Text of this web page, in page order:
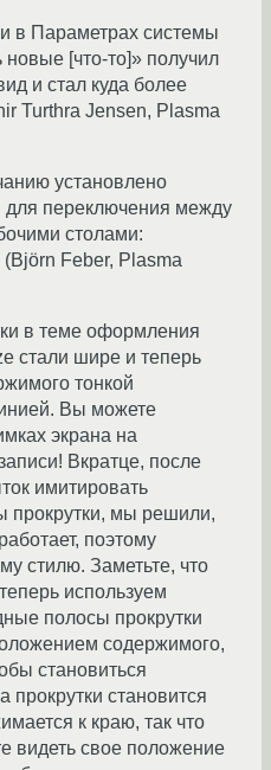
в Параметрах системы
новые [что-то]» получил
и стал куда более
Turthra Jensen, Plasma
установлено
для переключения между
столами:
(Björn Feber, Plasma
в теме оформления
стали шире и теперь
тонкой
Вы можете
экрана на
Вкратце, после
имитировать
прокрутки, мы решили,
поэтому
стилю. Заметьте, что
используем
полосы прокрутки
содержимого,
становиться
прокрутки становится
к краю, так что
видеть свое положение